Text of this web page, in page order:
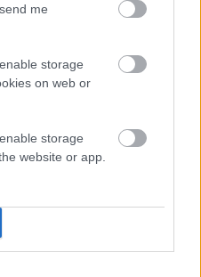
me
storage
on web or
storage
website or app.
brez kabla in stroji, ki